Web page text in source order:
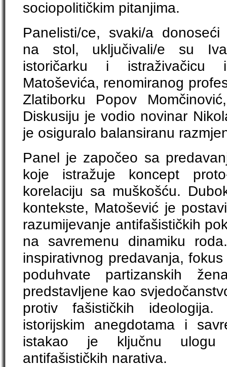
sociopolitičkim pitanjima.
Panelisti/ce, svaki/a
na stol, uključivali/e su
istoričarku i istraživačicu
Matoševića, renomiranog
Zlatiborku Popov
Diskusiju je vodio novinar
je osiguralo balansiranu
Panel je započeo sa
koje istražuje koncept
korelaciju sa muškošću.
kontekste, Matošević je
razumijevanje antifašističkih
na savremenu dinamiku
inspirativnog predavanja,
poduhvate partizanskih
predstavljene kao
protiv fašističkih
istorijskim anegdotama i
istakao je ključnu ulogu
antifašističkih narativa.